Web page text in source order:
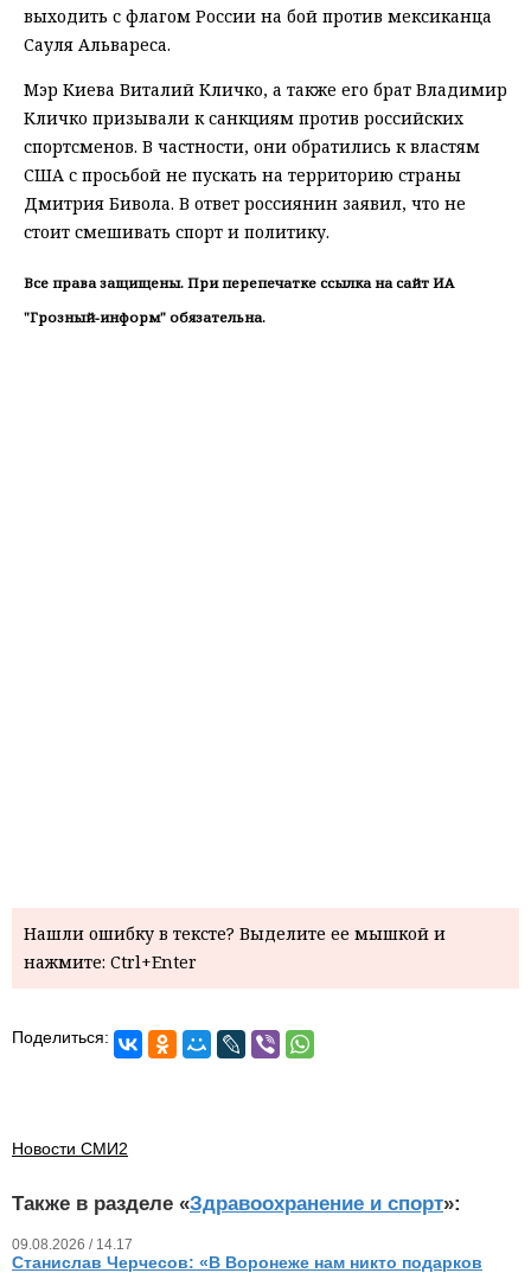
выходить с флагом России на бой против мексиканца
Сауля Альвареса.
Мэр Киева Виталий Кличко, а также его брат Владимир
Кличко призывали к санкциям против российских
спортсменов. В частности, они обратились к властям
США с просьбой не пускать на территорию страны
Дмитрия Бивола. В ответ россиянин заявил, что не
стоит смешивать спорт и политику.
Все права защищены. При перепечатке ссылка на сайт ИА
"Грозный-информ" обязательна.
Нашли ошибку в тексте? Выделите ее мышкой и
нажмите: Ctrl+Enter
Поделиться:
Новости СМИ2
Также в разделе «Здравоохранение и спорт»:
09.08.2026 / 14.17
Станислав Черчесов: «В Воронеже нам никто подарков